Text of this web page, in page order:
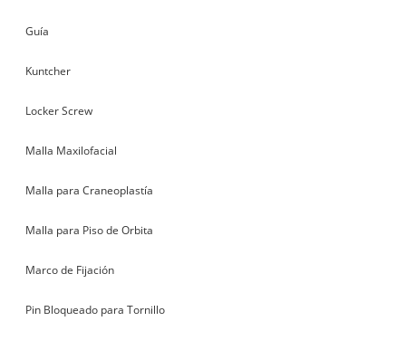
Guía
Kuntcher
Locker Screw
Malla Maxilofacial
Malla para Craneoplastía
Malla para Piso de Orbita
Marco de Fijación
Pin Bloqueado para Tornillo